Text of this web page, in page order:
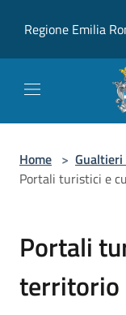
Regione Emilia
Home >
Portali turistici e
Portali
territorio